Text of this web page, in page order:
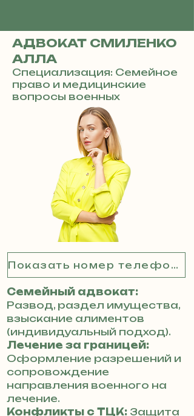
АДВОКАТ СМИЛЕНКО
АЛЛА
Специализация: Семейное
право и медицинские
вопросы военных
Показать номер телефона
Семейный адвокат:
Развод, раздел имущества,
взыскание алиментов
(индивидуальный подход).
Лечение за границей:
Оформление разрешений и
сопровождение
направления военного на
лечение.
Конфликты с ТЦК: Защита